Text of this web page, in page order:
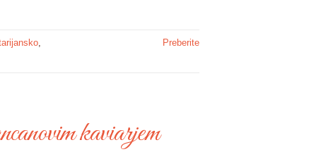
,
Preberite
kaviarjem